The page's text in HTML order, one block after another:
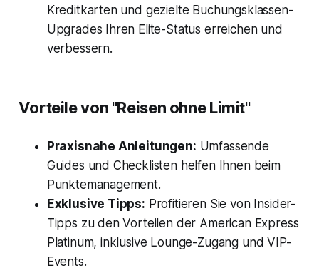
Kreditkarten und gezielte Buchungsklassen-
Upgrades Ihren Elite-Status erreichen und
verbessern.
Vorteile von "Reisen ohne Limit"
Praxisnahe Anleitungen: Umfassende
Guides und Checklisten helfen Ihnen beim
Punktemanagement.
Exklusive Tipps: Profitieren Sie von Insider-
Tipps zu den Vorteilen der American Express
Platinum, inklusive Lounge-Zugang und VIP-
Events.